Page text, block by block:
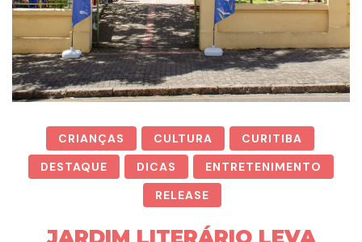
CRIANÇAS CULTURA
CURITIBA
DESTAQUE
DICAS
ENTRETENIMENTO
RELEASE
JARDIM LITERÁRIO LEVA